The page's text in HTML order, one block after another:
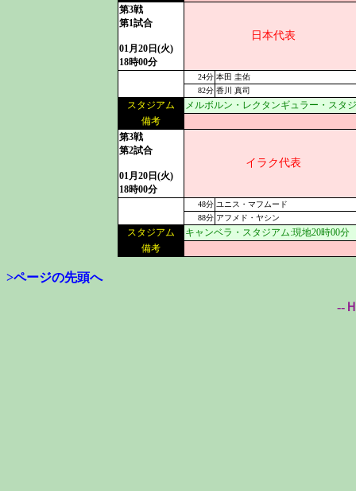
第3戦
第1試合
01月20日(火)
18時00分
日本代表
24分 本田 圭佑
82分 香川 真司
スタジアム
メルボルン・レクタンギュラー・スタ
備考
第3戦
第2試合
01月20日(火)
18時00分
イラク代表
48分 ユニス・マフムード
88分 アフメド・ヤシン
スタジアム
キャンベラ・スタジアム:現地20時00分
備考
>ページの先頭へ
--